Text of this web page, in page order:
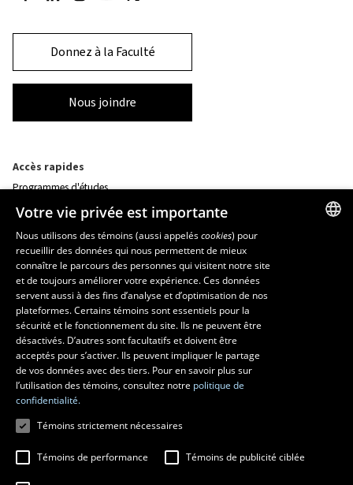
Donnez à la Faculté
Nous joindre
Accès rapides
Programmes d'études
Nos départements et école
Foire aux questions
Ressources
monPortail
MESURES D'URGENCE
Composer le418 656-5555
Votre vie privée est importante
Nous utilisons des témoins (aussi appeléscookies) pour
recueillir des données qui nous permettent de mieux
connaître le parcours des personnes qui visitent notre site
et de toujours améliorer votre expérience. Ces données
servent aussi à des fins d’analyse et d’optimisation de nos
plateformes. Certains témoins sont essentiels pour la
sécurité et le fonctionnement du site. Ils ne peuvent être
désactivés. D’autres sont facultatifs et doivent être
acceptés pour s’activer. Ils peuvent impliquer le partage
de vos données avec des tiers. Pour en savoir plus sur
l’utilisation des témoins, consultez notre politique de
confidentialité.
Témoins strictement nécessaires
Témoins de performance Témoins de publicité ciblée